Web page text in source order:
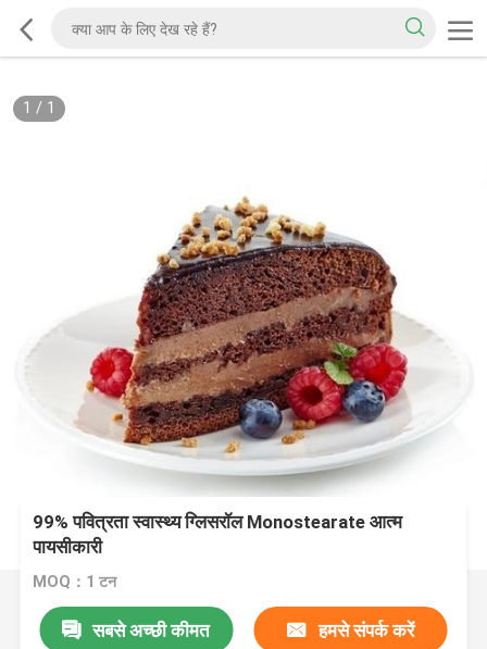
1 / 1
99% पवित्रता स्वास्थ्य ग्लिसरॉल Monostearate आत्म
पायसीकारी
MOQ：1 टन
सबसे अच्छी कीमत हमसे संपर्क करें